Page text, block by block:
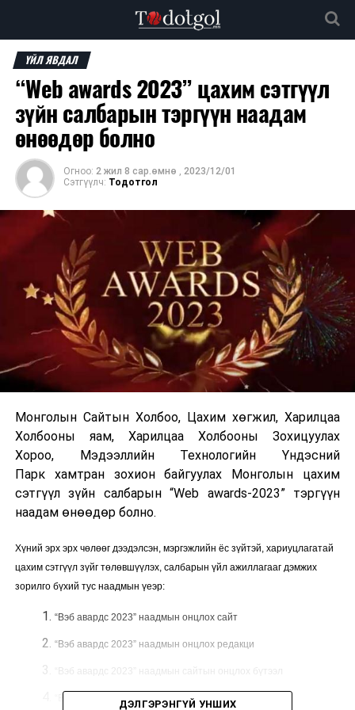
ҮЙЛ ЯВДАЛ
“Web awards 2023” цахим сэтгүүл
зүйн салбарын тэргүүн наадам
өнөөдөр болно
Огноо: 2 жил 8 сар.өмнө , 2023/12/01
Сэтгүүлч: Тодотгол
Монголын Сайтын Холбоо, Цахим хөгжил, Харилцаа
Холбооны яам, Харилцаа Холбооны Зохицуулах
Хороо, Мэдээллийн Технологийн Үндэсний
Парк хамтран зохион байгуулах Монголын цахим
сэтгүүл зүйн салбарын “Web awards-2023” тэргүүн
наадам өнөөдөр болно.
Хүний эрх эрх чөлөөг дээдэлсэн, мэргэжлийн ёс зүйтэй, хариуцлагатай
цахим сэтгүүл зүйг төлөвшүүлэх, салбарын үйл ажиллагааг дэмжих
зорилго бүхий тус наадмын үеэр:
“Вэб авардс 2023” наадмын онцлох сайт
“Вэб авардс 2023” наадмын онцлох редакци
“Вэб авардс 2023” наадмын сайтын онцлох бүтээл
“Вэб авардс 2023”наадмын онцлох дебют сайт
ДЭЛГЭРЭНГҮЙ УНШИХ